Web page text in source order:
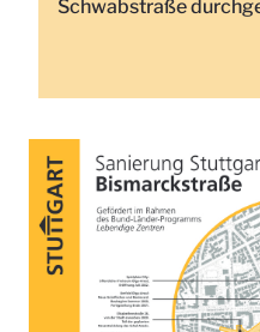
Schwabstraße